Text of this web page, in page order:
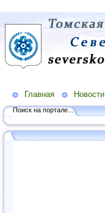
Главная Новости
Поиск на портале...